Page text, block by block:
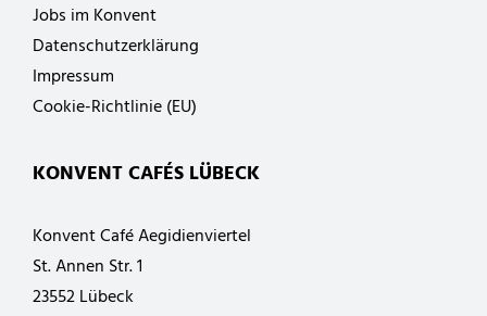
Jobs im Konvent
Datenschutzerklärung
Impressum
Cookie-Richtlinie (EU)
KONVENT CAFÉS LÜBECK
Konvent Café Aegidienviertel
St. Annen Str. 1
23552 Lübeck